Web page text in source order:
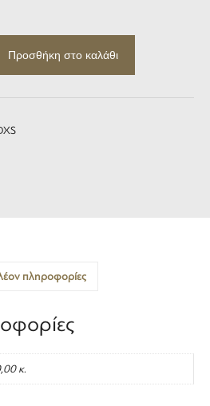
Προσθήκη στο καλάθι
πληροφορίες
κ.